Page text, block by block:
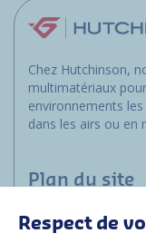
Chez Hutchinson,
multimatériaux
environnements
dans les airs ou en
Plan du site
Applications
Respect de